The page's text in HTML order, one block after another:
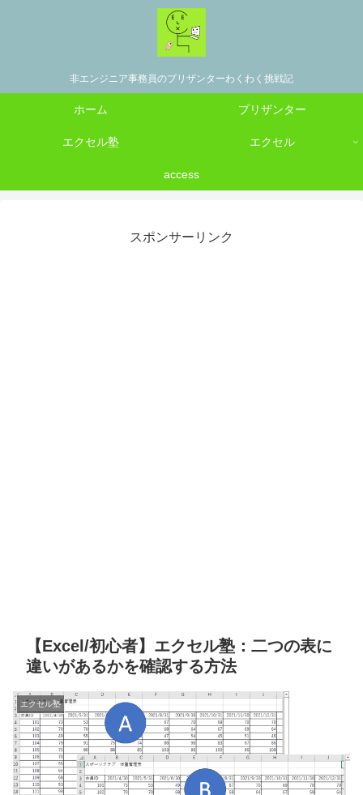
非エンジニア事務員のプリザンターわくわく挑戦記
ホーム プリザンター
エクセル塾 エクセル
access
スポンサーリンク
【Excel/初心者】エクセル塾：二つの表に
違いがあるかを確認する方法
エクセル塾